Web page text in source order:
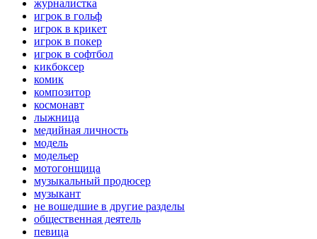
журналистка
игрок в гольф
игрок в крикет
игрок в покер
игрок в софтбол
кикбоксер
комик
композитор
космонавт
лыжница
медийная личность
модель
модельер
мотогонщица
музыкальный продюсер
музыкант
не вошедшие в другие разделы
общественная деятель
певица